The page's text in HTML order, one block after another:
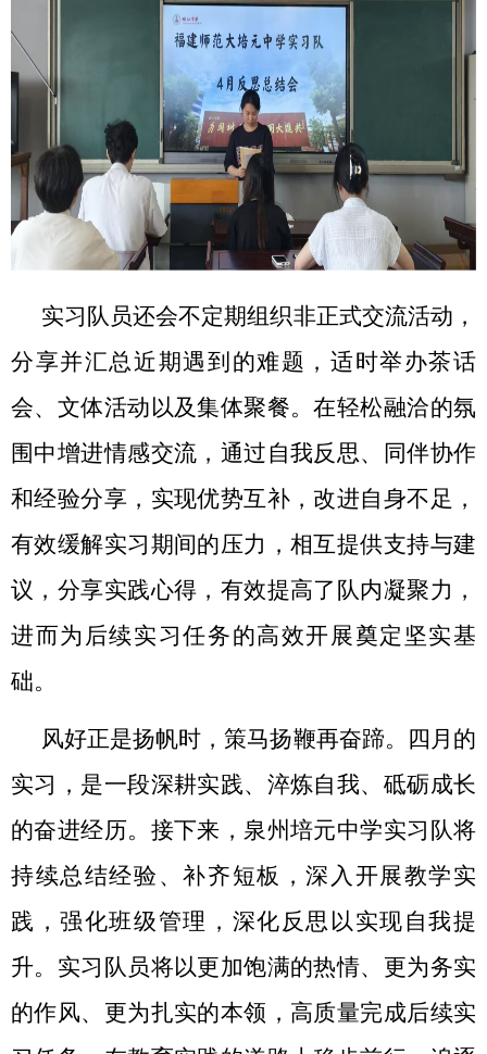
实习队员还会不定期组织非正式交流活动，
分享并汇总近期遇到的难题，适时举办茶话
会、文体活动以及集体聚餐。在轻松融洽的氛
围中增进情感交流，通过自我反思、同伴协作
和经验分享，实现优势互补，改进自身不足，
有效缓解实习期间的压力，相互提供支持与建
议，分享实践心得，有效提高了队内凝聚力，
进而为后续实习任务的高效开展奠定坚实基
础。
风好正是扬帆时，策马扬鞭再奋蹄。四月的
实习，是一段深耕实践、淬炼自我、砥砺成长
的奋进经历。接下来，泉州培元中学实习队将
持续总结经验、补齐短板，深入开展教学实
践，强化班级管理，深化反思以实现自我提
升。实习队员将以更加饱满的热情、更为务实
的作风、更为扎实的本领，高质量完成后续实